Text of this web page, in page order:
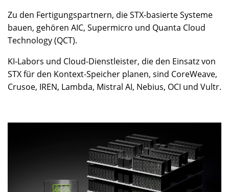
Zu den Fertigungspartnern, die STX-basierte Systeme
bauen, gehören AIC, Supermicro und Quanta Cloud
Technology (QCT).
KI-Labors und Cloud-Dienstleister, die den Einsatz von
STX für den Kontext-Speicher planen, sind CoreWeave,
Crusoe, IREN, Lambda, Mistral AI, Nebius, OCI und Vultr.